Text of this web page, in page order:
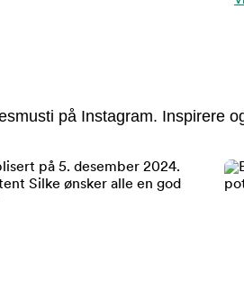
på Instagram. Inspirere